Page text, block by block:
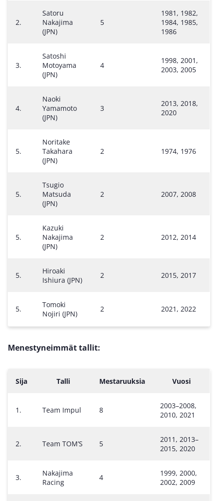
2.
Satoru
Nakajima
(JPN)
5
1981, 1982,
1984, 1985,
1986
3.
Satoshi
Motoyama
(JPN)
4
1998, 2001,
2003, 2005
4.
Naoki
Yamamoto
(JPN)
3
2013, 2018,
2020
5.
Noritake
Takahara
(JPN)
2 1974, 1976
5.
Tsugio
Matsuda
(JPN)
2 2007, 2008
5.
Kazuki
Nakajima
(JPN)
2 2012, 2014
5.
Hiroaki
Ishiura (JPN)
2 2015, 2017
5.
Tomoki
Nojiri (JPN)
2 2021, 2022
Menestyneimmät tallit:
Sija Talli Mestaruuksia Vuosi
1. Team Impul 8
2003–2008,
2010, 2021
2. Team TOM’S 5
2011, 2013–
2015, 2020
3.
Nakajima
Racing
4
1999, 2000,
2002, 2009